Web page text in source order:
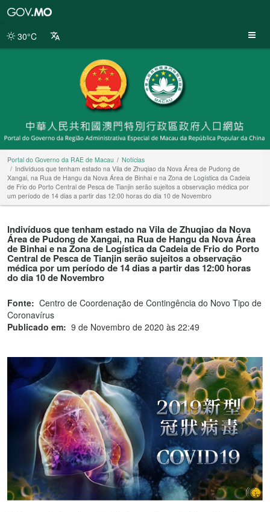
da
30°C
Portal do Governo da RAE de Macau
Notícias
Indivíduos que tenham estado na Vila de Zhuqiao da Nova Área de Pudong de
Xangai, na Rua de Hangu da Nova Área de Binhai e na Zona de Logística da Cadeia
de Frio do Porto Central de Pesca de Tianjin serão sujeitos a observação médica por
um período de 14 dias a partir das 12:00 horas do dia 10 de Novembro
Indivíduos que tenham estado na Vila de Zhuqiao da Nova
Área de Pudong de Xangai, na Rua de Hangu da Nova Área
de Binhai e na Zona de Logística da Cadeia de Frio do Porto
Central de Pesca de Tianjin serão sujeitos a observação
médica por um período de 14 dias a partir das 12:00 horas
do dia 10 de Novembro
Fonte: Centro de Coordenação de Contingência do Novo Tipo de
Coronavírus
Publicado em: 9 de Novembro de 2020 às 22:49